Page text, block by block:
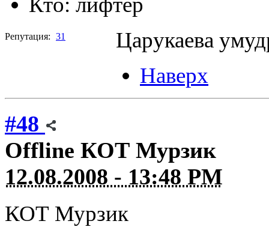
Репутация: 31
Царукаева
Наверх
#48
Offline КОТ Мурзик
12.08.2008 - 13:48 PM
КОТ Мурзик